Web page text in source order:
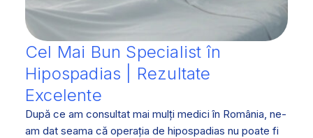
Cel Mai Bun Specialist în
Hipospadias | Rezultate
Excelente
După ce am consultat mai mulți medici în România, ne-
am dat seama că operația de hipospadias nu poate fi